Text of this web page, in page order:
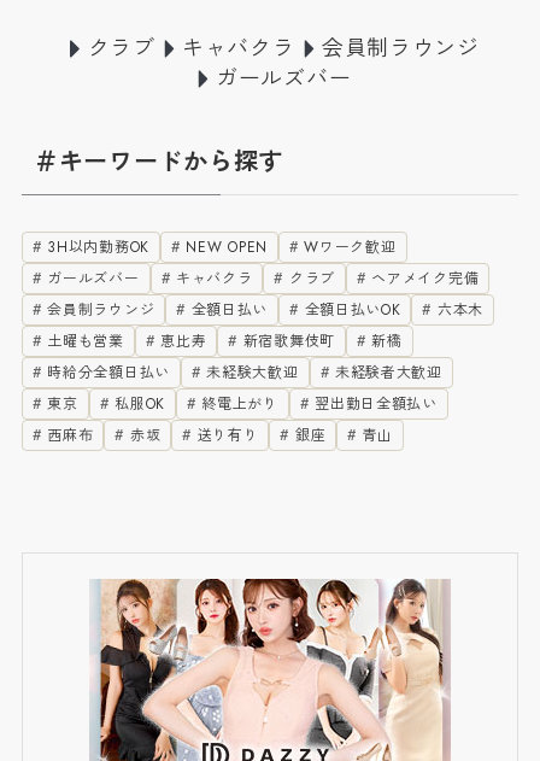
クラブ キャバクラ
会員制ラウンジ
ガールズバー
＃キーワードから探す
3H以内勤務OK NEW OPEN
Wワーク歓迎
ガールズバー
キャバクラ クラブ
ヘアメイク完備
会員制ラウンジ
全額日払い 全額日払いOK
六本木
土曜も営業
恵比寿 新宿歌舞伎町
新橋
時給分全額日払い
未経験大歓迎
未経験者大歓迎
東京
私服OK 終電上がり
翌出勤日全額払い
西麻布
赤坂 送り有り 銀座 青山